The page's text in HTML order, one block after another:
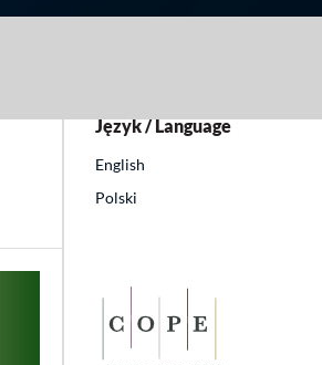
Język / Language
English
Polski